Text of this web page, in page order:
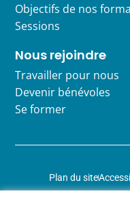
Objectifs de nos
Sessions
Nous rejoindre
Travailler pour nous
Devenir bénévoles
Se former
Plan du site
Mentions légales